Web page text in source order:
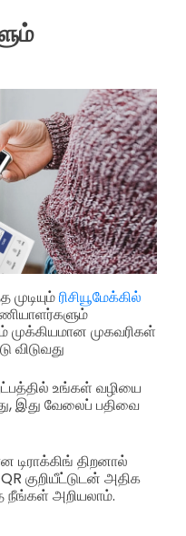
ரிசியூமேக்கில்
முக்கியமான முகவரிகள்
விடுவது
உங்கள் வழியை
இது வேலைப் பதிவை
டிராக்கிங் திறனால்
குறியீட்டுடன் அதிக
நீங்கள் அறியலாம்.